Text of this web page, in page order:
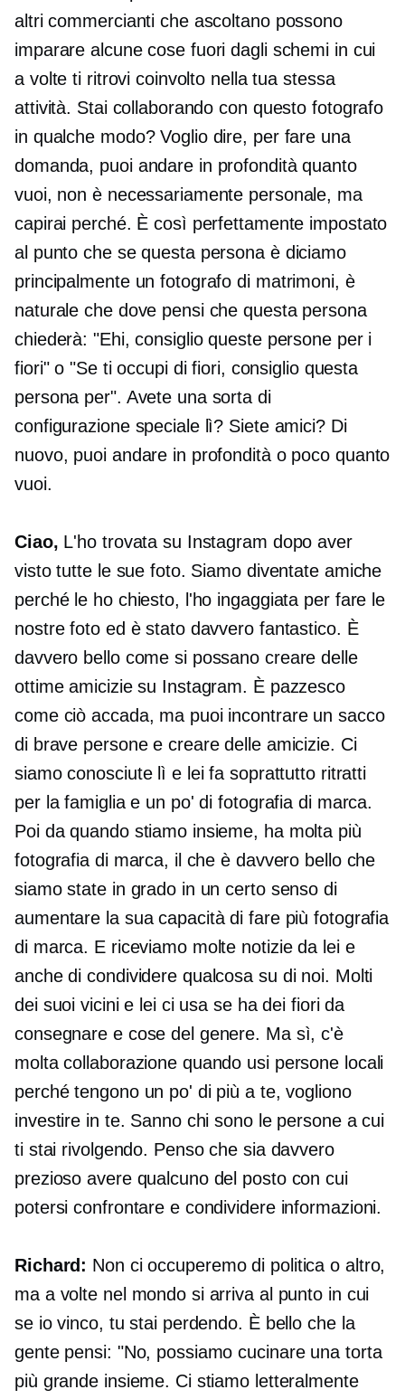
altri commercianti che ascoltano possono
imparare alcune cose fuori dagli schemi in cui
a volte ti ritrovi coinvolto nella tua stessa
attività. Stai collaborando con questo fotografo
in qualche modo? Voglio dire, per fare una
domanda, puoi andare in profondità quanto
vuoi, non è necessariamente personale, ma
capirai perché. È così perfettamente impostato
al punto che se questa persona è diciamo
principalmente un fotografo di matrimoni, è
naturale che dove pensi che questa persona
chiederà: "Ehi, consiglio queste persone per i
fiori" o "Se ti occupi di fiori, consiglio questa
persona per". Avete una sorta di
configurazione speciale lì? Siete amici? Di
nuovo, puoi andare in profondità o poco quanto
vuoi.
Ciao, L'ho trovata su Instagram dopo aver
visto tutte le sue foto. Siamo diventate amiche
perché le ho chiesto, l'ho ingaggiata per fare le
nostre foto ed è stato davvero fantastico. È
davvero bello come si possano creare delle
ottime amicizie su Instagram. È pazzesco
come ciò accada, ma puoi incontrare un sacco
di brave persone e creare delle amicizie. Ci
siamo conosciute lì e lei fa soprattutto ritratti
per la famiglia e un po' di fotografia di marca.
Poi da quando stiamo insieme, ha molta più
fotografia di marca, il che è davvero bello che
siamo state in grado in un certo senso di
aumentare la sua capacità di fare più fotografia
di marca. E riceviamo molte notizie da lei e
anche di condividere qualcosa su di noi. Molti
dei suoi vicini e lei ci usa se ha dei fiori da
consegnare e cose del genere. Ma sì, c'è
molta collaborazione quando usi persone locali
perché tengono un po' di più a te, vogliono
investire in te. Sanno chi sono le persone a cui
ti stai rivolgendo. Penso che sia davvero
prezioso avere qualcuno del posto con cui
potersi confrontare e condividere informazioni.
Richard: Non ci occuperemo di politica o altro,
ma a volte nel mondo si arriva al punto in cui
se io vinco, tu stai perdendo. È bello che la
gente pensi: "No, possiamo cucinare una torta
più grande insieme. Ci stiamo letteralmente